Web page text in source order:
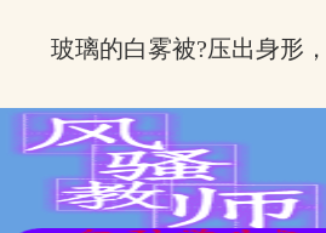
玻璃的白雾被?压出身形